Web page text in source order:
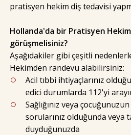
pratisyen hekim diş tedavisi
Hollanda'da bir Pratisyen
görüşmelisiniz?
Aşağıdakiler gibi çeşitli
Hekimden randevu alabilirsiniz:
Acil tıbbi ihtiyaçlarınız
edici durumlarda 112'yi
Sağlığınız veya
sorularınız olduğunda veya
duyduğunuzda